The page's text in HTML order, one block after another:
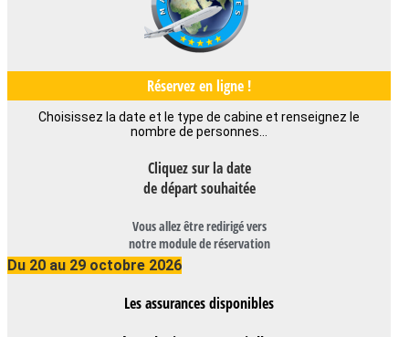
Réservez en ligne !
Choisissez la date et le type de cabine et renseignez le
nombre de personnes…
Cliquez sur la date
de départ souhaitée
Vous allez être redirigé vers
notre module de réservation
Du 20 au 29 octobre 2026
Les assurances disponibles